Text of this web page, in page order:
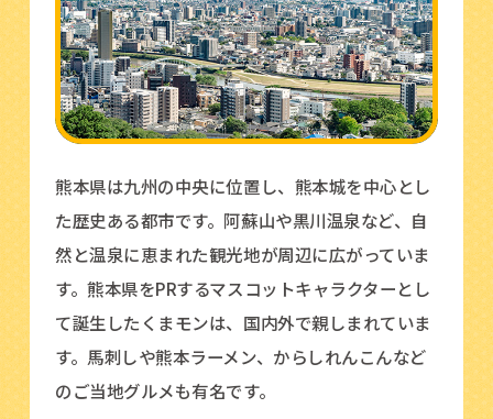
熊本県は九州の中央に位置し、熊本城を中心とし
た歴史ある都市です。阿蘇山や黒川温泉など、自
然と温泉に恵まれた観光地が周辺に広がっていま
す。熊本県をPRするマスコットキャラクターとし
て誕生したくまモンは、国内外で親しまれていま
す。馬刺しや熊本ラーメン、からしれんこんなど
のご当地グルメも有名です。